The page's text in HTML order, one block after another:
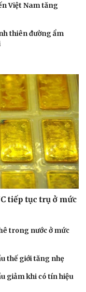
sĩ
trang
Việt Nam tăng
thiên đường ẩm
tiếp tục trụ ở mức
trong nước ở mức
thế giới tăng nhẹ
giảm khi có tín hiệu